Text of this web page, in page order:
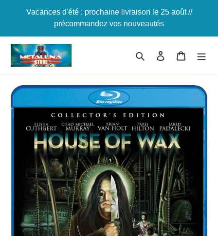
Vacances d'été : prochaine livraison le 25 août //
précommandez vos nouveautés
RechercherSe connecter
Panier